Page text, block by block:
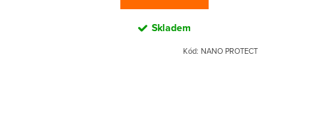
Skladem
Kód: NANO PROTECT